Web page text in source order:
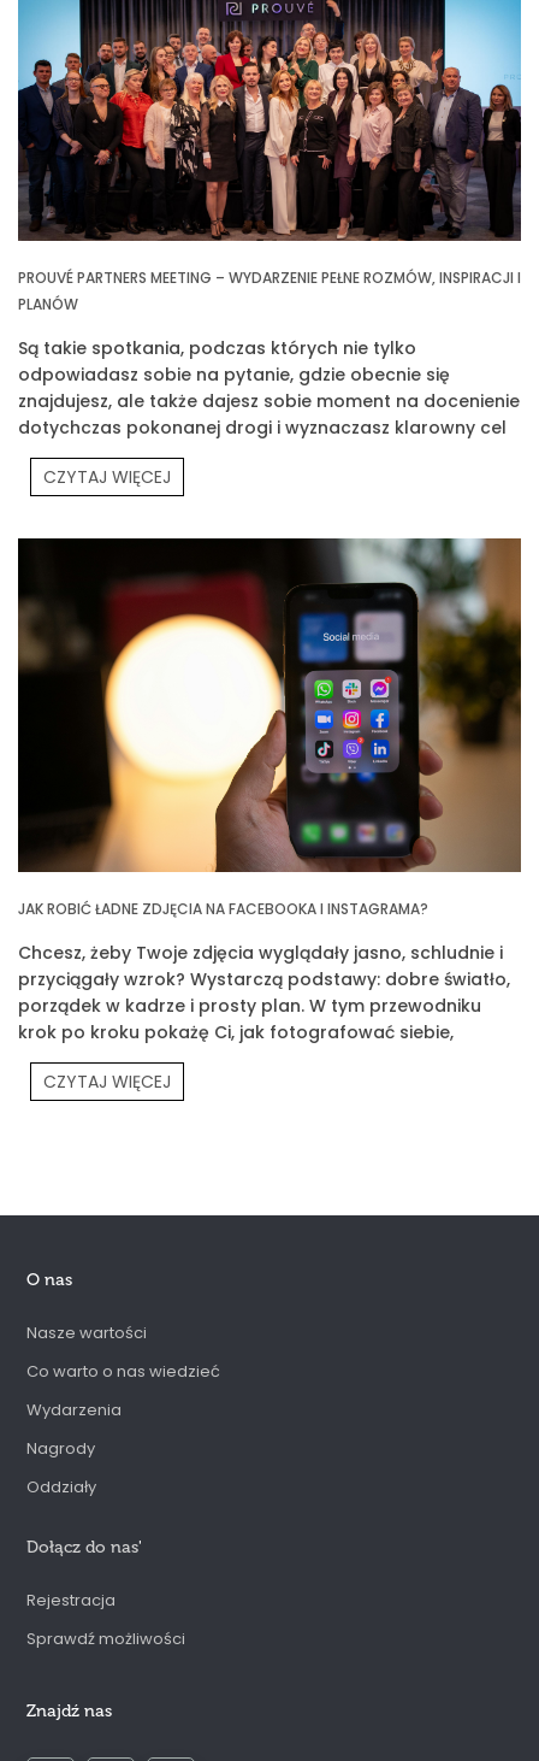
PROUVÉ PARTNERS MEETING – WYDARZENIE PEŁNE ROZMÓW, INSPIRACJI I
PLANÓW
Są takie spotkania, podczas których nie tylko
odpowiadasz sobie na pytanie, gdzie obecnie się
znajdujesz, ale także dajesz sobie moment na docenienie
dotychczas pokonanej drogi i wyznaczasz klarowny cel
na przyszłość. Jednym z takich spotkań było Prouvé
Partners Meeting.
CZYTAJ WIĘCEJ
JAK ROBIĆ ŁADNE ZDJĘCIA NA FACEBOOKA I INSTAGRAMA?
Chcesz, żeby Twoje zdjęcia wyglądały jasno, schludnie i
przyciągały wzrok? Wystarczą podstawy: dobre światło,
porządek w kadrze i prosty plan. W tym przewodniku
krok po kroku pokażę Ci, jak fotografować siebie,
produkty Prouvé i Twoją codzienność.
CZYTAJ WIĘCEJ
O nas
Nasze wartości
Co warto o nas wiedzieć
Wydarzenia
Nagrody
Oddziały
Dołącz do nas'
Rejestracja
Sprawdź możliwości
Znajdź nas